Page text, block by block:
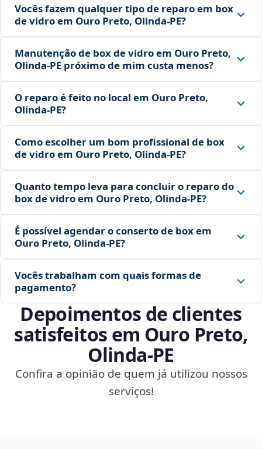
Vocês fazem qualquer tipo de reparo em box
de vidro em Ouro Preto, Olinda‑PE?
Manutenção de box de vidro em Ouro Preto,
Olinda‑PE próximo de mim custa menos?
O reparo é feito no local em Ouro Preto,
Olinda‑PE?
Como escolher um bom profissional de box
de vidro em Ouro Preto, Olinda‑PE?
Quanto tempo leva para concluir o reparo do
box de vidro em Ouro Preto, Olinda‑PE?
É possível agendar o conserto de box em
Ouro Preto, Olinda‑PE?
Vocês trabalham com quais formas de
pagamento?
Depoimentos de clientes
satisfeitos em Ouro Preto,
Olinda‑PE
Confira a opinião de quem já utilizou nossos
serviços!